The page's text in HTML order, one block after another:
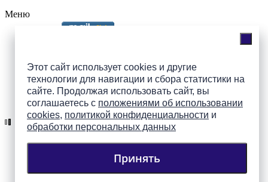
Этот сайт использует cookies и другие
технологии для навигации и сбора статистики на
сайте. Продолжая использовать сайт, вы
соглашаетесь с положениями об использовании
cookies, политикой конфиденциальности и
обработки персональных данных
Принять
Меню
Подпишись на группы
ПАИ в соцсетях!